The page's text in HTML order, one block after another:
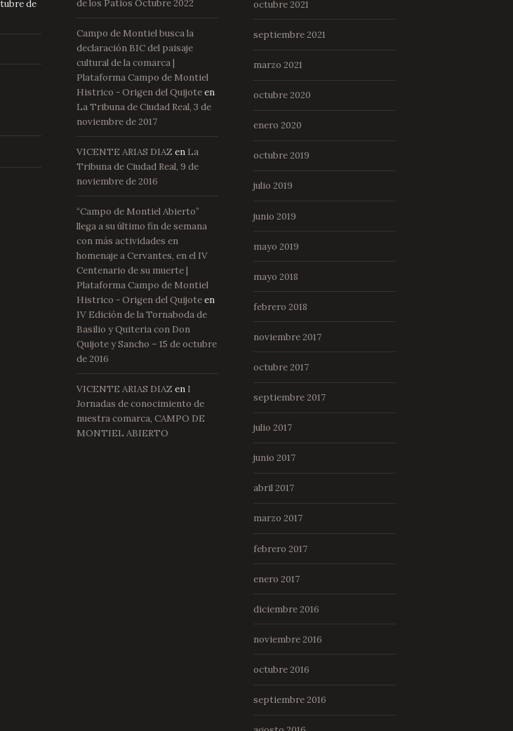
de
de los Patios Octubre 2022
Campo de Montiel busca la
declaración BIC del paisaje
cultural de la comarca |
Plataforma Campo de Montiel
Histrico - Origen del Quijoteen
La Tribuna de Ciudad Real, 3 de
noviembre de 2017
VICENTE ARIAS DIAZ en La
Tribuna de Ciudad Real, 9 de
noviembre de 2016
“Campo de Montiel Abierto”
llega a su último fin de semana
con más actividades en
homenaje a Cervantes, en el IV
Centenario de su muerte |
Plataforma Campo de Montiel
Histrico - Origen del Quijoteen
IV Edición de la Tornaboda de
Basilio y Quiteria con Don
Quijote y Sancho – 15 de octubre
de 2016
VICENTE ARIAS DIAZ en I
Jornadas de conocimiento de
nuestra comarca, CAMPO DE
MONTIEL ABIERTO
octubre 2021
septiembre 2021
marzo 2021
octubre 2020
enero 2020
octubre 2019
julio 2019
junio 2019
mayo 2019
mayo 2018
febrero 2018
noviembre 2017
octubre 2017
septiembre 2017
julio 2017
junio 2017
abril 2017
marzo 2017
febrero 2017
enero 2017
diciembre 2016
noviembre 2016
octubre 2016
septiembre 2016